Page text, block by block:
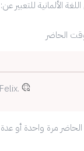
الحاضر
مرة واحدة أو